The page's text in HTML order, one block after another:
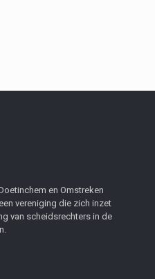
en Omstreken
vereniging die zich inzet
van scheidsrechters in de